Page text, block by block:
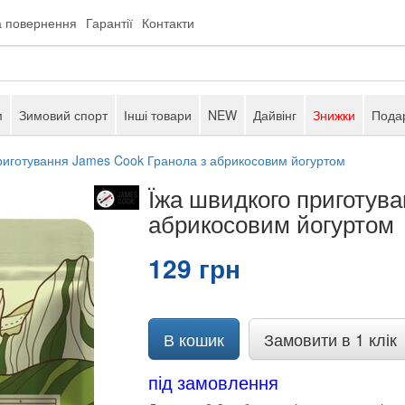
повернення Гарантії Контакти
Зимовий спорт Інші товари NEW Дайвінг Знижки
James Cook Гранола з абрикосовим йогуртом
Їжа швидкого
абрикосовим йогуртом
129 грн
В кошик Замовити в 1 клік
під замовлення